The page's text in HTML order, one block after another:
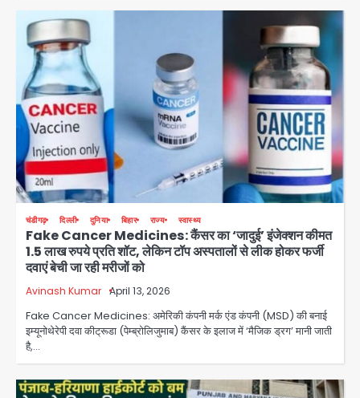
चंडीगढ़ दिल्ली दुनिया बिहार राज्य स्वास्थ्य
Fake Cancer Medicines: कैंसर का ‘जादुई’ इंजेक्शन कीमत
1.5 लाख रुपये प्रति शॉट, लेकिन टॉप अस्पतालों से लीक होकर फर्जी
दवाएं बेची जा रही मरीजों को
Avinash Kumar April 13, 2026
Fake Cancer Medicines: अमेरिकी कंपनी मर्क एंड कंपनी (MSD) की बनाई
इम्यूनोथेरेपी दवा कीट्रूडा (पेम्ब्रोलिजुमाब) कैंसर के इलाज में ‘मैजिक ड्रग’ मानी जाती
है,…
स्वतंत्रता दिवस पर फूलप्रूफ सुरक्षा को लेकर
दिल्ली पुलिस मुख्यालय में मंथन
Petrol bomb attack on Shakib